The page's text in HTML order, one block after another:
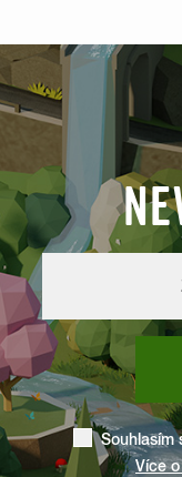
Souhlasím
Více